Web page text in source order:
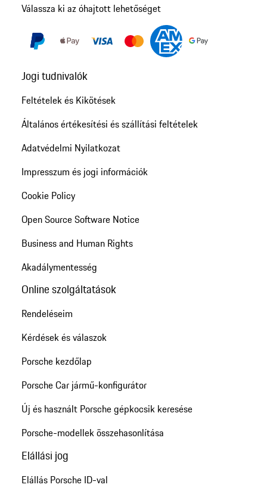
Válassza ki az óhajtott lehetőséget
Jogi tudnivalók
Feltételek és Kikötések
Általános értékesítési és szállítási feltételek
Adatvédelmi Nyilatkozat
Impresszum és jogi információk
Cookie Policy
Open Source Software Notice
Business and Human Rights
Akadálymentesség
Online szolgáltatások
Rendeléseim
Kérdések és válaszok
Porsche kezdőlap
Porsche Car jármű-konfigurátor
Új és használt Porsche gépkocsik keresése
Porsche-modellek összehasonlítása
Elállási jog
Elállás Porsche ID-val